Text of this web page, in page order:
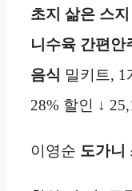
초지 삶은 스지
니수육 간편안
음식 밀키트, 1
28% 할인 ↓
이영순 도가니